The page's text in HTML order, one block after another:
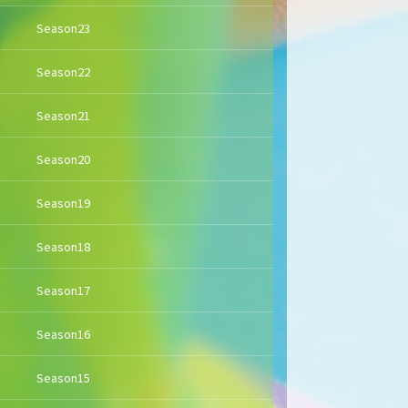
Season23
Season22
Season21
Season20
Season19
Season18
Season17
Season16
Season15